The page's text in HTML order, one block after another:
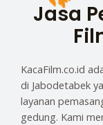
Jasa
KacaFilm.co.id
di Jabodetabek
layanan
gedung. Kami